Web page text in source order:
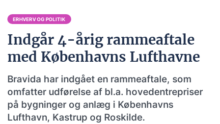
ERHVERV OG POLITIK
Indgår 4-årig rammeaftale
med Københavns Lufthavne
Bravida har indgået en rammeaftale, som
omfatter udførelse af bl.a. hovedentrepriser
på bygninger og anlæg i Københavns
Lufthavn, Kastrup og Roskilde.